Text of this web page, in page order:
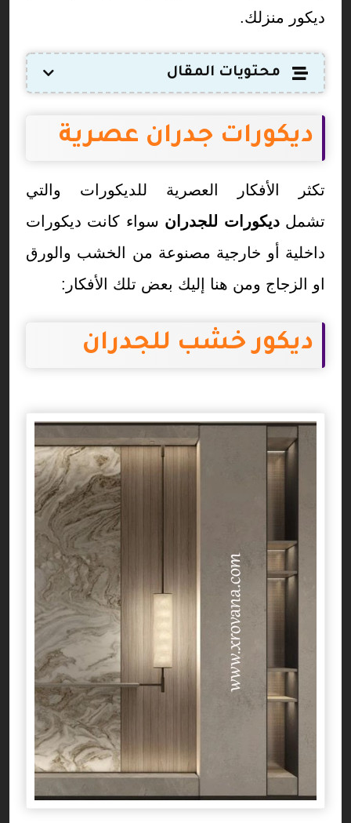
ديكور منزلك.
محتويات المقال
ديكورات جدران عصرية
تكثر الأفكار العصرية للديكورات والتي
تشملديكورات للجدران سواء كانت ديكورات
داخلية أو خارجية مصنوعة من الخشب والورق
او الزجاج ومن هنا إليك بعض تلك الأفكار:
ديكور خشب للجدران